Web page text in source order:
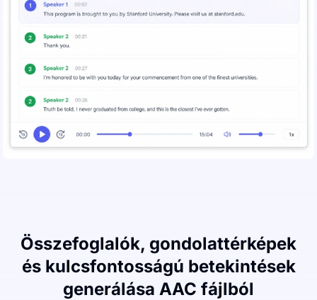
Összefoglalók, gondolattérképek
és kulcsfontosságú betekintések
generálása AAC fájlból